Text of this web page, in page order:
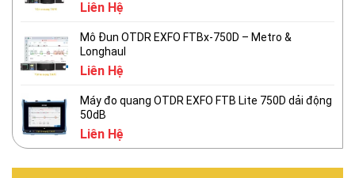
Liên Hệ
Mô Đun OTDR EXFO FTBx-750D – Metro &
Longhaul
Liên Hệ
Máy đo quang OTDR EXFO FTB Lite 750D dải động
50dB
Liên Hệ